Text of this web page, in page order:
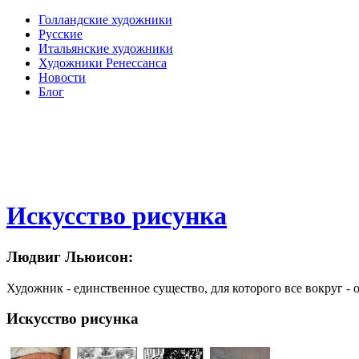
Голландские художники
Русские
Итальянские художники
Художники Ренессанса
Новости
Блог
Искусство рисунка
Людвиг Льюисон:
Художник - единственное существо, для которого все вокруг -
Искусство рисунка